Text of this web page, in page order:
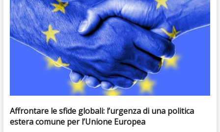
Affrontare le sfide globali: l’urgenza di una politica
estera comune per l’Unione Europea